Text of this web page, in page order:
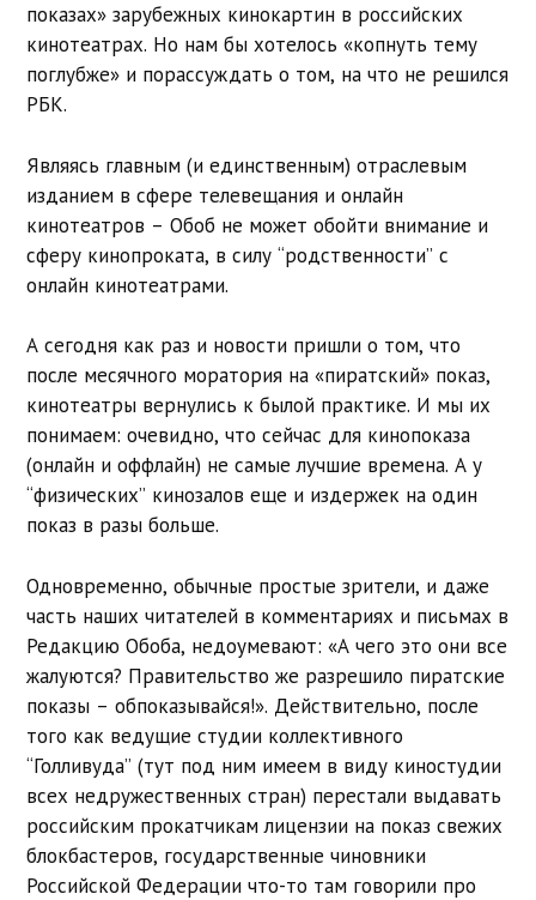
показах» зарубежных кинокартин в российских
кинотеатрах. Но нам бы хотелось «копнуть тему
поглубже» и порассуждать о том, на что не решился
РБК.
Являясь главным (и единственным) отраслевым
изданием в сфере телевещания и онлайн
кинотеатров – Обоб не может обойти внимание и
сферу кинопроката, в силу “родственности” с
онлайн кинотеатрами.
А сегодня как раз и новости пришли о том, что
после месячного моратория на «пиратский» показ,
кинотеатры вернулись к былой практике. И мы их
понимаем: очевидно, что сейчас для кинопоказа
(онлайн и оффлайн) не самые лучшие времена. А у
“физических” кинозалов еще и издержек на один
показ в разы больше.
Одновременно, обычные простые зрители, и даже
часть наших читателей в комментариях и письмах в
Редакцию Обоба, недоумевают: «А чего это они все
жалуются? Правительство же разрешило пиратские
показы – обпоказывайся!». Действительно, после
того как ведущие студии коллективного
“Голливуда” (тут под ним имеем в виду киностудии
всех недружественных стран) перестали выдавать
российским прокатчикам лицензии на показ свежих
блокбастеров, государственные чиновники
Российской Федерации что-то там говорили про